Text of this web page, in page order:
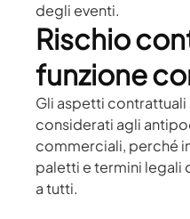
degli eventi.
Rischio
funzione
Gli aspetti
considerati agli
commerciali, perché
paletti e termini legali
a tutti.